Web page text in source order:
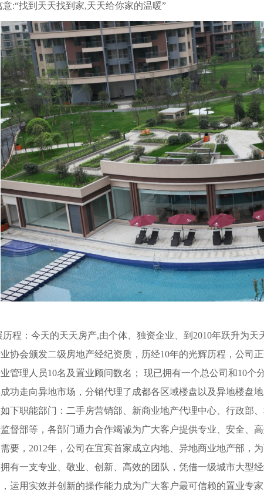
意:“找到天天找到家,天天给你家的温暖”
程：今天的天天房产,由个体、独资企业、到2010年跃升为天
协会颁发二级房地产经纪资质，历经10年的光辉历程，公司
业管理人员10名及置业顾问数名； 现已拥有一个总公司和10
功走向异地市场，分销代理了成都各区域楼盘以及异地楼盘
下职能部门：二手房营销部、新商业地产代理中心、行政部
督部等，各部门通力合作竭诚为广大客户提供专业、安全、
要，2012年，公司在宜宾首家成立内地、异地商业地产部，
有一支专业、敬业、创新、高效的团队，凭借一级城市大型
运用实效并创新的操作能力成为广大客户最可信赖的置业专家